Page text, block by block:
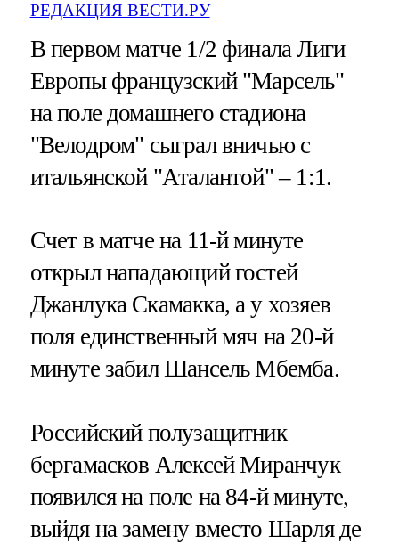
РЕДАКЦИЯ ВЕСТИ.РУ
В первом матче 1/2 финала Лиги
Европы французский "Марсель"
на поле домашнего стадиона
"Велодром" сыграл вничью с
итальянской "Аталантой" – 1:1.
Счет в матче на 11-й минуте
открыл нападающий гостей
Джанлука Скамакка, а у хозяев
поля единственный мяч на 20-й
минуте забил Шансель Мбемба.
Российский полузащитник
бергамасков Алексей Миранчук
появился на поле на 84-й минуте,
выйдя на замену вместо Шарля де